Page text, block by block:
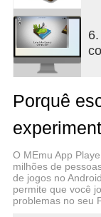
COMPRA
Paga uma
gratuitamente!
Pocket Gamer
Visita-nos em:
Dá-nos um
Se tiveres
nossa equipa
Porquê
O MEmu App
milhões de
de jogos no
permite que você
problemas no seu